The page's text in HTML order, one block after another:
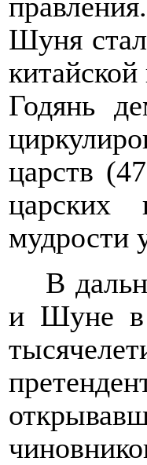
Шуня
Годянь
царств
царских
мудрости
В
и Шуне в